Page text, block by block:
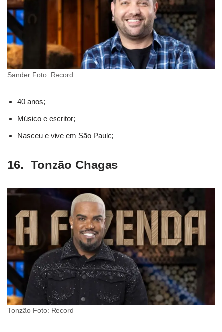
Sander Foto: Record
40 anos;
Músico e escritor;
Nasceu e vive em São Paulo;
16. Tonzão Chagas
Tonzão Foto: Record